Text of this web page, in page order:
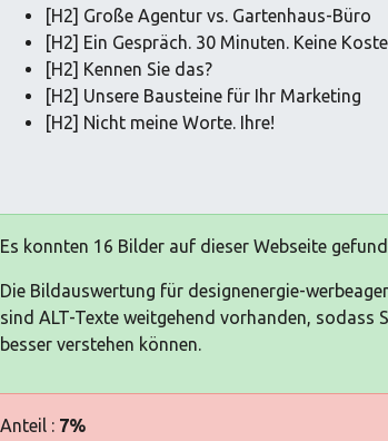
[H2] Große Agentur vs. Gartenhaus-Büro
[H2] Ein Gespräch. 30 Minuten. Keine
[H2] Kennen Sie das?
[H2] Unsere Bausteine für Ihr Marketing
[H2] Nicht meine Worte. Ihre!
Es konnten 16 Bilder auf dieser Webseite
Die Bildauswertung für designenergie-
sind ALT-Texte weitgehend vorhanden, sodass
besser verstehen können.
Anteil : 7%